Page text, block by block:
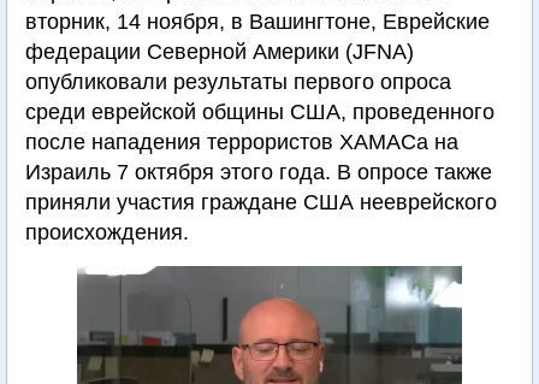
вторник, 14 ноября, в Вашингтоне, Еврейские
федерации Северной Америки (JFNA)
опубликовали результаты первого опроса
среди еврейской общины США, проведенного
после нападения террористов ХАМАСа на
Израиль 7 октября этого года. В опросе также
приняли участия граждане США нееврейского
происхождения.